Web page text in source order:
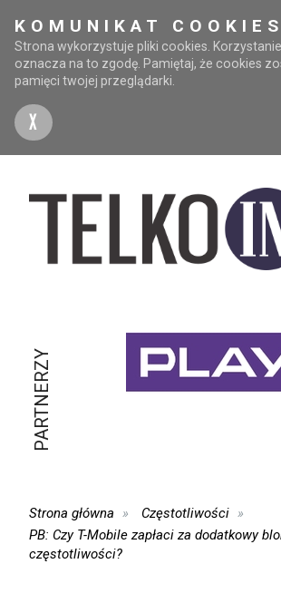
KOMUNIKAT COOKIES
Strona wykorzystuje pliki cookies.
oznacza na to zgodę. Pamiętaj, że cookies
pamięci twojej przeglądarki.
X
PARTNERZY
Strona główna
Częstotliwości
PB: Czy T-Mobile zapłaci za dodatkowy
częstotliwości?